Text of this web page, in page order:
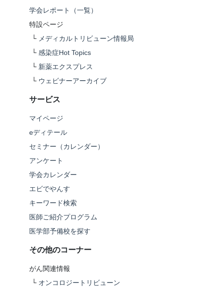
学会レポート（一覧）
特設ページ
└ メディカルトリビューン情報局
└ 感染症Hot Topics
└ 新薬エクスプレス
└ ウェビナーアーカイブ
サービス
マイページ
eディテール
セミナー（カレンダー）
アンケート
学会カレンダー
エビでやんす
キーワード検索
医師ご紹介プログラム
医学部予備校を探す
その他のコーナー
がん関連情報
└ オンコロジートリビューン